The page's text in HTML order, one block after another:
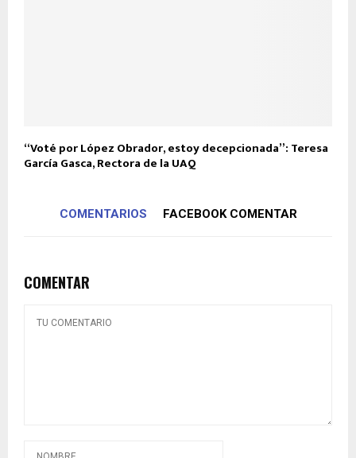
“Voté por López Obrador, estoy decepcionada”: Teresa
García Gasca, Rectora de la UAQ
COMENTARIOS FACEBOOK COMENTAR
COMENTAR